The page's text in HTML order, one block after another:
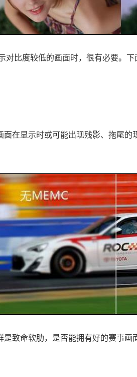
对比度较低的画面时，很有必要。
面在显示时或可能出现残影、拖尾
致命软肋，是否能拥有好的赛事画